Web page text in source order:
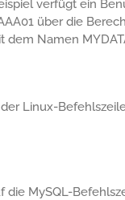
verfügt ein
über die
dem Namen
Linux-
die MySQL-